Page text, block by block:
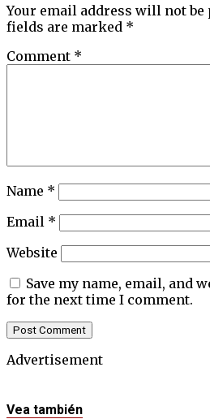
Your email address will not be
fields are marked *
Comment *
Name *
Email *
Website
Save my name, email, and
for the next time I comment.
Advertisement
Vea también